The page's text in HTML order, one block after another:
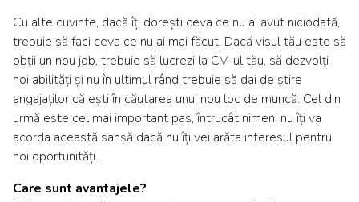
Cu alte cuvinte, dacă îți dorești ceva ce nu ai avut niciodată,
trebuie să faci ceva ce nu ai mai făcut. Dacă visul tău este să
obții un nou job, trebuie să lucrezi la CV-ul tău, să dezvolți
noi abilități și nu în ultimul rând trebuie să dai de știre
angajaților că ești în căutarea unui nou loc de muncă. Cel din
urmă este cel mai important pas, întrucât nimeni nu îți va
acorda această sanșă dacă nu îți vei arăta interesul pentru
noi oportunități.
Care sunt avantajele?